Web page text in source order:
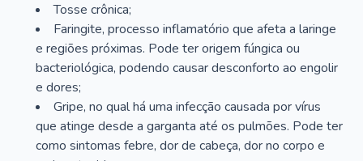
Tosse crônica;
Faringite, processo inflamatório que afeta a laringe
e regiões próximas. Pode ter origem fúngica ou
bacteriológica, podendo causar desconforto ao engolir
e dores;
Gripe, no qual há uma infecção causada por vírus
que atinge desde a garganta até os pulmões. Pode ter
como sintomas febre, dor de cabeça, dor no corpo e